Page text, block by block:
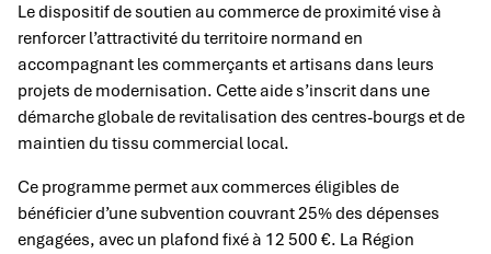
Le dispositif de soutien au commerce de proximité vise à
renforcer l’attractivité du territoire normand en
accompagnant les commerçants et artisans dans leurs
projets de modernisation. Cette aide s’inscrit dans une
démarche globale de revitalisation des centres-bourgs et de
maintien du tissu commercial local.
Ce programme permet aux commerces éligibles de
bénéficier d’une subvention couvrant 25% des dépenses
engagées, avec un plafond fixé à 12 500 €. La Région